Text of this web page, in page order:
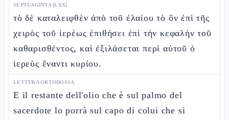
SEPTUAGINTA (LXX)
τὸ δὲ καταλειφθὲν ἀπὸ τοῦ ἐλαίου τὸ ὂν ἐπὶ τῆς
χειρὸς τοῦ ἱερέως ἐπιθήσει ἐπὶ τὴν κεφαλὴν τοῦ
καθαρισθέντος, καὶ ἐξιλάσεται περὶ αὐτοῦ ὁ
ἱερεὺς ἔναντι κυρίου.
LETTURA ORTODOSSA
E il restante dell'olio che è sul palmo del
sacerdote lo porrà sul capo di colui che si